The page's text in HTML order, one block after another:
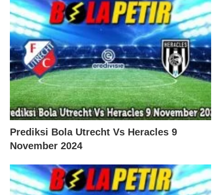
Prediksi Bola Utrecht Vs Heracles 9
November 2024